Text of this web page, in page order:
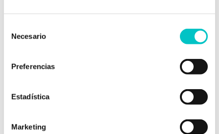
Necesario
Preferencias
Estadística
Marketing
¿Es normal enamorarse de otra
persona teniendo pareja?
«Me he enamorado de otra persona y ya no sé si
dejar a mi pareja», es una frase que escucho a
una tercera persona cuando se tiene pareja suele
chocar con nuestras creencias más internas y
arraigadas. Nos lleva a un mar de dudas y nos …
saber más